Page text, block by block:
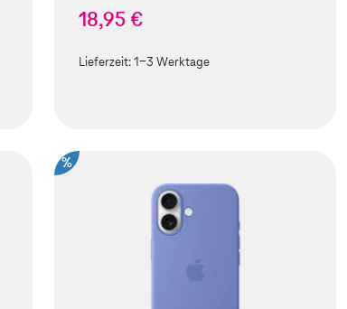
18,95 €
Lieferzeit:1-3 Werktage
%